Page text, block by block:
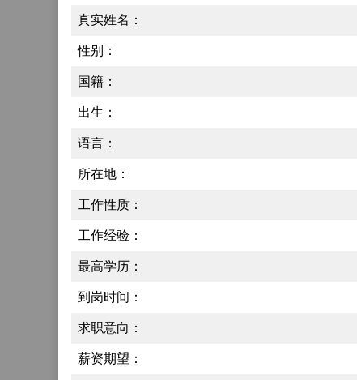
真实姓名：
性别：
国籍：
出生：
语言：
所在地：
工作性质：
工作经验：
最高学历：
到岗时间：
求职意向：
薪资期望：